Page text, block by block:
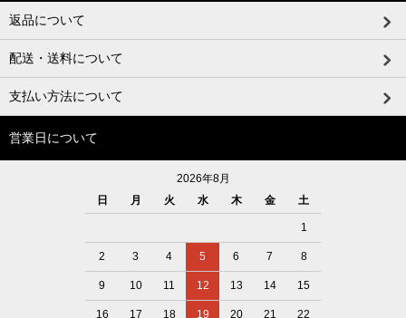
返品について
配送・送料について
支払い方法について
営業日について
2026年8月
日
月 火 水 木 金 土
1
2 3 4 5 6 7 8
9 10 11 12 13 14 15
16 17 18 19 20 21 22